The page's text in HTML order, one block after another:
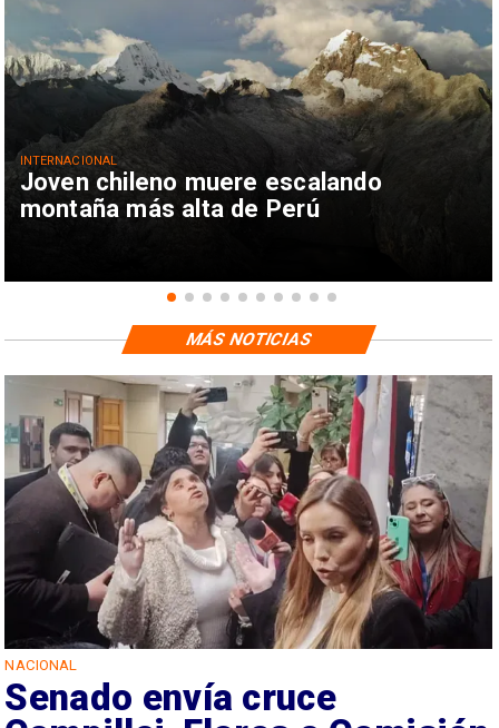
Joven chileno muere escalando
montaña más alta de Perú
INTERNACIONAL
NACIONAL
Senado envía cruce
MÁS NOTICIAS